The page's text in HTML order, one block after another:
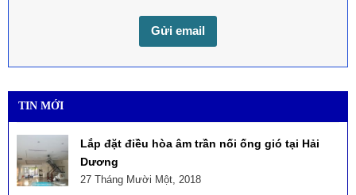
TIN MỚI
Lắp đặt điều hòa âm trần nối ống gió tại Hải
Dương
27 Tháng Mười Một, 2018